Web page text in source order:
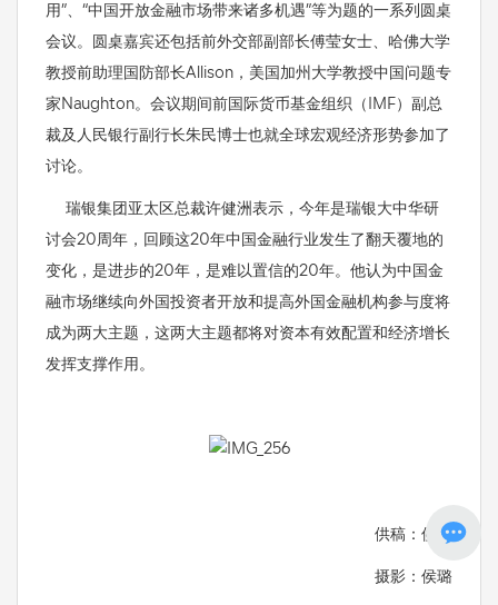
用”、“中国开放金融市场带来诸多机遇”等为题的一系列圆桌
会议。圆桌嘉宾还包括前外交部副部长傅莹女士、哈佛大学
教授前助理国防部长Allison，美国加州大学教授中国问题专
家Naughton。会议期间前国际货币基金组织（IMF）副总
裁及人民银行副行长朱民博士也就全球宏观经济形势参加了
讨论。
瑞银集团亚太区总裁许健洲表示，今年是瑞银大中华研
讨会20周年，回顾这20年中国金融行业发生了翻天覆地的
变化，是进步的20年，是难以置信的20年。他认为中国金
融市场继续向外国投资者开放和提高外国金融机构参与度将
成为两大主题，这两大主题都将对资本有效配置和经济增长
发挥支撑作用。
供稿：侯璐
摄影：侯璐